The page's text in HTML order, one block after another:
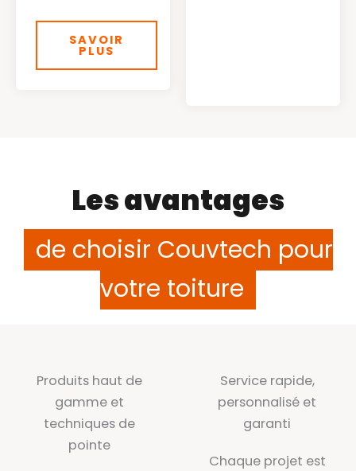
SAVOIR
PLUS
Les avantages
de choisir Couvtech pour
votre toiture
Produits haut de
gamme et
techniques de
pointe
Service rapide,
personnalisé et
garanti
Chaque projet est